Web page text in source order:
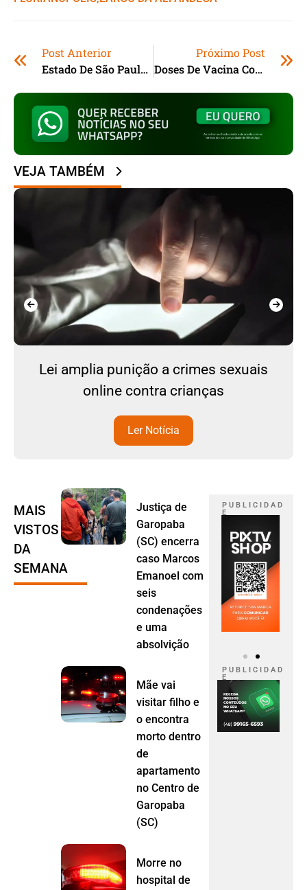
Post Anterior
Estado De São Paulo Confirma 5ª Morte Por Febre Amarela No Ano; Vítima É Homem De 50 Anos
Próximo Post
Doses De Vacina Contra Gripe São Liberadas Para Público Em Geral Em Capivari De Baixo (SC)
VEJA TAMBÉM
Lei amplia punição a crimes sexuais
online contra crianças
Ler Notícia
MAIS
VISTOS
DA
SEMANA
Justiça de
Garopaba
(SC) encerra
caso Marcos
Emanoel com
seis
condenações
e uma
absolvição
Mãe vai
visitar filho e
o encontra
morto dentro
de
apartamento
no Centro de
Garopaba
(SC)
Morre no
hospital de
P U B L I C I D A D
E
P U B L I C I D A D
E